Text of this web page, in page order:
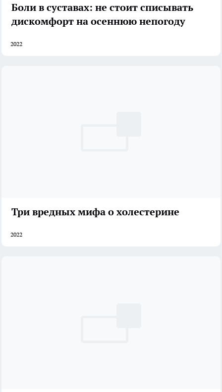
Боли в суставах: не стоит списывать
дискомфорт на осеннюю непогоду
2022
Три вредных мифа о холестерине
2022